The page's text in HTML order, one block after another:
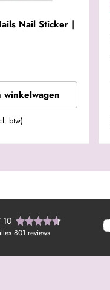
Nail Sticker |
winkelwagen
btw)
801 reviews